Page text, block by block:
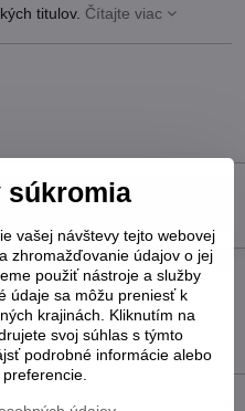
titulov. Čítajte viac
Do košíka
k produktu
Strážny pes
súkromia
vašej návštevy tejto webovej
zhromažďovanie údajov o jej
použiť nástroje a služby
údaje sa môžu preniesť k
krajinách. Kliknutím na
svoj súhlas s týmto
podrobné informácie alebo